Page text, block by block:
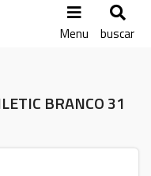
Menu buscar
BRANCO 31